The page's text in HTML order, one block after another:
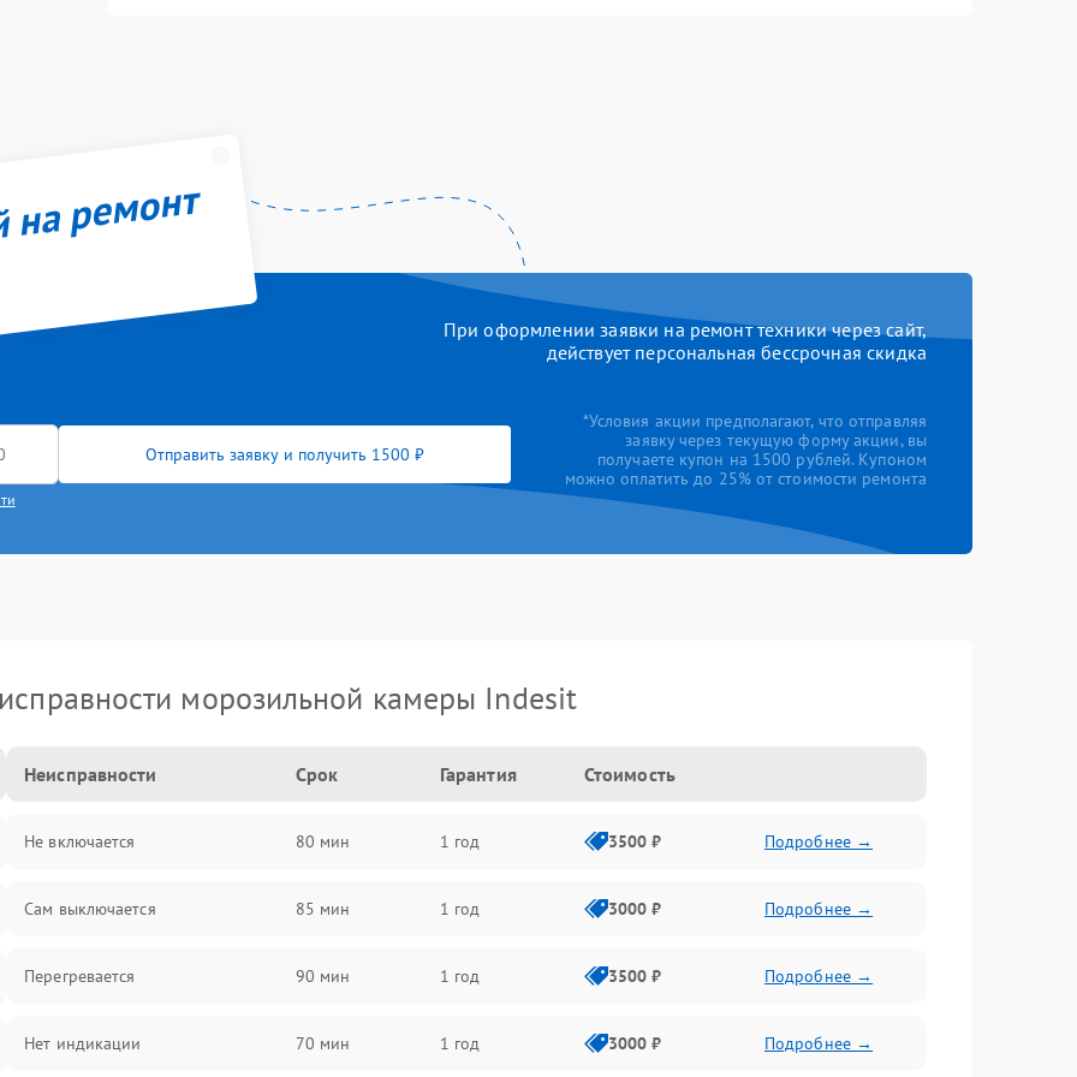
ремонт
При оформлении заявки на ремонт техники через сайт,
действует персональная бессрочная скидка
Отправить заявку и получить 1500 ₽
*Условия акции предполагают, что отправляя
заявку через текущую форму акции, вы
получаете купон на 1500 рублей. Купоном
можно оплатить до 25% от стоимости ремонта
морозильной камеры Indesit
Неисправности Срок Гарантия Стоимость
Не включается 80 мин 1 год 3500 ₽ Подробнее →
Сам выключается 85 мин 1 год 3000 ₽ Подробнее →
Перегревается 90 мин 1 год 3500 ₽ Подробнее →
Нет индикации 70 мин 1 год 3000 ₽ Подробнее →